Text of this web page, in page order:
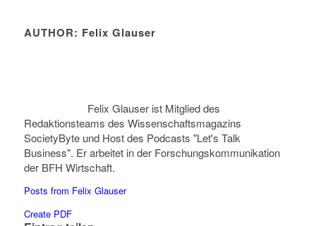
AUTHOR: Felix Glauser
Felix Glauser ist Mitglied des
Redaktionsteams des Wissenschaftsmagazins
SocietyByte und Host des Podcasts "Let's Talk
Business". Er arbeitet in der Forschungskommunikation
der BFH Wirtschaft.
Posts from Felix Glauser
Create PDF